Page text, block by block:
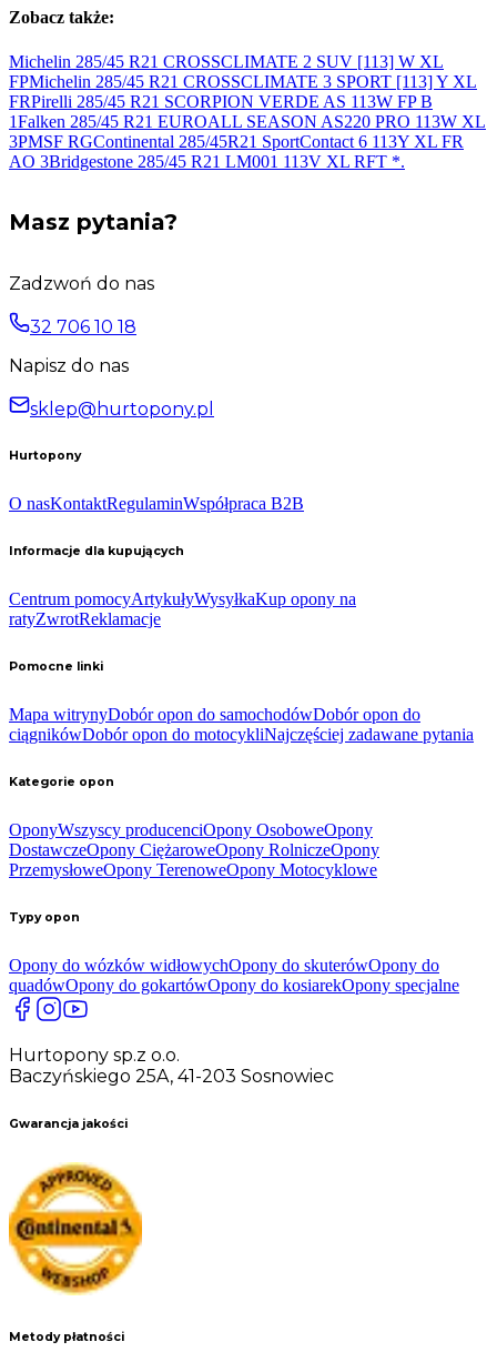
Zobacz także:
Michelin 285/45 R21 CROSSCLIMATE 2 SUV [113] W XL
FPMichelin 285/45 R21 CROSSCLIMATE 3 SPORT [113] Y XL
FRPirelli 285/45 R21 SCORPION VERDE AS 113W FP B
1Falken 285/45 R21 EUROALL SEASON AS220 PRO 113W XL
3PMSF RGContinental 285/45R21 SportContact 6 113Y XL FR
AO 3Bridgestone 285/45 R21 LM001 113V XL RFT *.
Masz pytania?
Zadzwoń do nas
32 706 10 18
Napisz do nas
sklep@hurtopony.pl
Hurtopony
O nasKontaktRegulaminWspółpraca B2B
Informacje dla kupujących
Centrum pomocyArtykułyWysyłkaKup opony na
ratyZwrotReklamacje
Pomocne linki
Mapa witrynyDobór opon do samochodówDobór opon do
ciągnikówDobór opon do motocykliNajczęściej zadawane pytania
Kategorie opon
OponyWszyscy producenciOpony OsoboweOpony
DostawczeOpony CiężaroweOpony RolniczeOpony
PrzemysłoweOpony TerenoweOpony Motocyklowe
Typy opon
Opony do wózków widłowychOpony do skuterówOpony do
quadówOpony do gokartówOpony do kosiarekOpony specjalne
Hurtopony sp.z o.o.
Baczyńskiego 25A, 41-203 Sosnowiec
Gwarancja jakości
Metody płatności